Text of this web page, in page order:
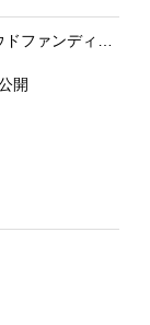
開